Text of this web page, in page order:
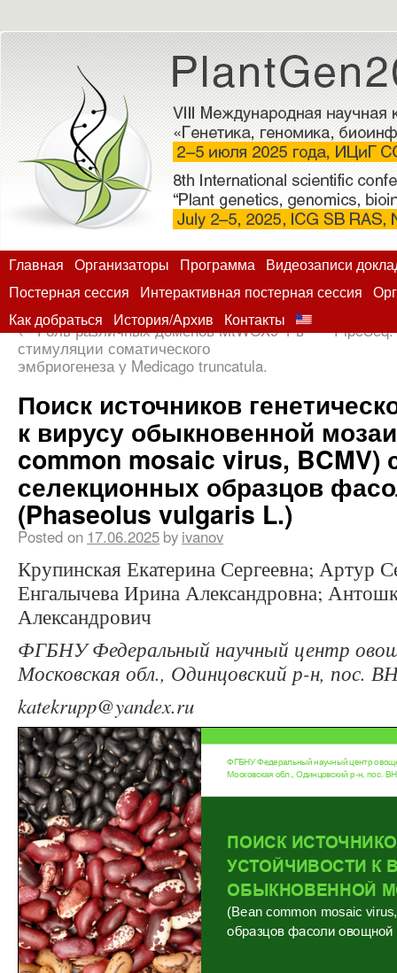
Главная Организаторы Программа
Видеозаписи
Постерная сессия
Интерактивная постерная сессия
Как добраться
История/Архив Контакты
←Роль различных доменов MtWOX9-1 в
стимуляции соматического
эмбриогенеза у Medicago truncatula.
Поиск источников
к вирусу обыкновенной
common mosaic virus, BCMV)
селекционных образцов
(Phaseolus vulgaris L.)
Posted on 17.06.2025 by ivanov
Крупинская Екатерина Сергеевна; Артур
Енгалычева Ирина Александровна;
Александрович
ФГБНУ Федеральный научный центр
Московская обл., Одинцовский р-н, пос.
katekrupp@yandex.ru